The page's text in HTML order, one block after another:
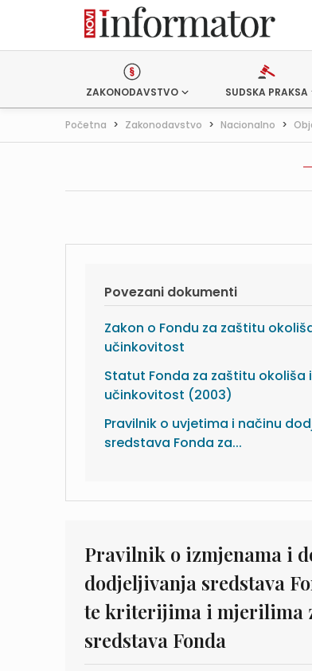
ZAKONODAVSTVO SUDSKA PRAKSA
Početna > Zakonodavstvo > Nacionalno >
Povezani dokumenti
Zakon o Fondu za zaštitu
učinkovitost
Statut Fonda za zaštitu okoliša
učinkovitost (2003)
Pravilnik o uvjetima i načinu
sredstava Fonda za...
Pravilnik o izmjenama i
dodjeljivanja sredstava
te kriterijima i mjerilima
sredstava Fonda